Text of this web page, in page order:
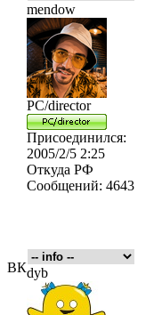
ВК
mendow
PC/director
Присоединился:
2005/2/5 2:25
Откуда РФ
Сообщений: 4643
dyb